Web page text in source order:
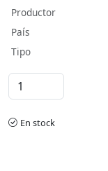
Productor
País
Tipo
En stock